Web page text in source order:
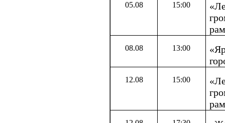
05.08 15:00
08.08 13:00
12.08 15:00